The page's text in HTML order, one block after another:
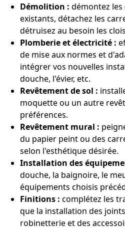
Démolition : démontez
existants, détachez les
détruisez au besoin les
Plomberie et électricité :
de mise aux normes et
intégrer vos nouvelles
douche, l'évier, etc.
Revêtement de sol :
moquette ou un autre
préférences.
Revêtement mural :
du papier peint ou des
selon l'esthétique désirée.
Installation des
douche, la baignoire, le
équipements choisis
Finitions : complétez les
que la installation des
robinetterie et des